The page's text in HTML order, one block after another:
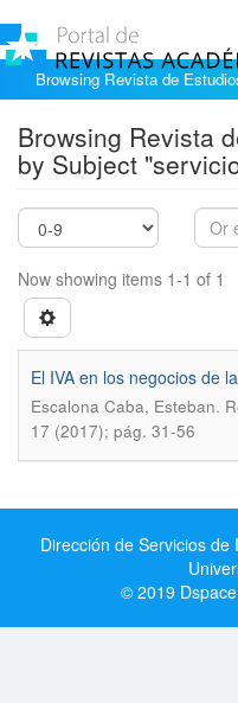
Browsing Revista de
Browsing Revista
by Subject
Now showing items 1-1 of 1
El IVA en los negocios de
Escalona Caba, Esteban.
17 (2017); pág. 31-56
Dirección de Servicios
© 2019